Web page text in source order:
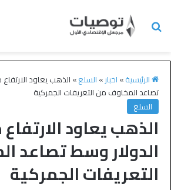
الرئيسية» اخبار» السلع» الذهب يعاود
تصاعد المخاوف من التعريفات الجمركية
السلع
الذهب يعاود
الدولار وسط تصاعد
التعريفات الجمركية